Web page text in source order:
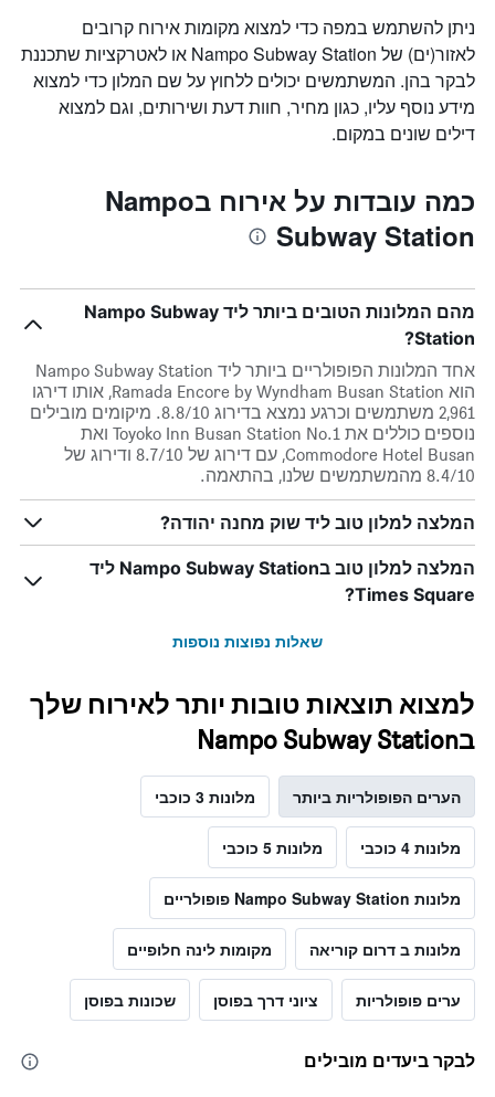
ניתן להשתמש במפה כדי למצוא מקומות אירוח קרובים
לאזור(ים) של Nampo Subway Station או לאטרקציות שתכננת
לבקר בהן. המשתמשים יכולים ללחוץ על שם המלון כדי למצוא
מידע נוסף עליו, כגון מחיר, חוות דעת ושירותים, וגם למצוא
דילים שונים במקום.
כמה עובדות על אירוח בNampo
Subway Station
מהם המלונות הטובים ביותר ליד Nampo Subway
Station?
אחד המלונות הפופולריים ביותר ליד Nampo Subway Station
הוא Ramada Encore by Wyndham Busan Station, אותו דירגו
2,961 משתמשים וכרגע נמצא בדירוג 8.8/10. מיקומים מובילים
נוספים כוללים את Toyoko Inn Busan Station No.1 ואת
Commodore Hotel Busan, עם דירוג של 8.7/10 ודירוג של
8.4/10 מהמשתמשים שלנו, בהתאמה.
המלצה למלון טוב ליד שוק מחנה יהודה?
המלצה למלון טוב בNampo Subway Station ליד
Times Square?
שאלות נפוצות נוספות
למצוא תוצאות טובות יותר לאירוח שלך
בNampo Subway Station
הערים הפופולריות ביותר מלונות 3 כוכבי
מלונות 4 כוכבי מלונות 5 כוכבי
מלונות Nampo Subway Station פופולריים
מלונות ב דרום קוריאה מקומות לינה חלופיים
ערים פופולריות ציוני דרך בפוסן שכונות בפוסן
לבקר ביעדים מובילים